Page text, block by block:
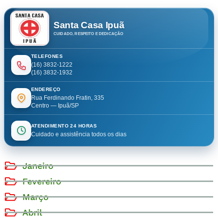
Santa Casa Ipuã
CUIDADO, RESPEITO E DEDICAÇÃO
TELEFONES
(16) 3832-1222
(16) 3832-1932
ENDEREÇO
Rua Ferdinando Fratin, 335
Centro — Ipuã/SP
ATENDIMENTO 24 HORAS
Cuidado e assistência todos os dias
Janeiro
Fevereiro
Março
Abril